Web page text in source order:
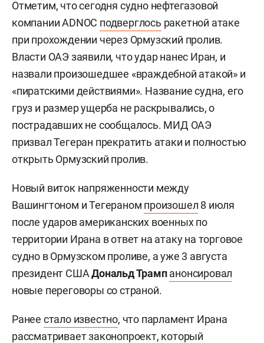
Отметим, что сегодня судно нефтегазовой
компании ADNOC подверглось ракетной атаке
при прохождении через Ормузский пролив.
Власти ОАЭ заявили, что удар нанес Иран, и
назвали произошедшее «враждебной атакой» и
«пиратскими действиями». Название судна, его
груз и размер ущерба не раскрывались, о
пострадавших не сообщалось. МИД ОАЭ
призвал Тегеран прекратить атаки и полностью
открыть Ормузский пролив.
Новый виток напряженности между
Вашингтоном и Тегераном произошел 8 июля
после ударов американских военных по
территории Ирана в ответ на атаку на торговое
судно в Ормузском проливе, а уже 3 августа
президент СШАДональд Трамп анонсировал
новые переговоры со страной.
Ранее стало известно, что парламент Ирана
рассматривает законопроект, который